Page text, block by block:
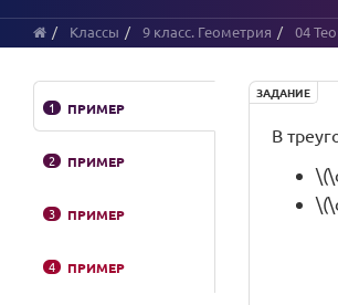
Классы 9 класс. Геометрия 04
1 ПРИМЕР
2 ПРИМЕР
3 ПРИМЕР
4 ПРИМЕР
ЗАДАНИЕ
В